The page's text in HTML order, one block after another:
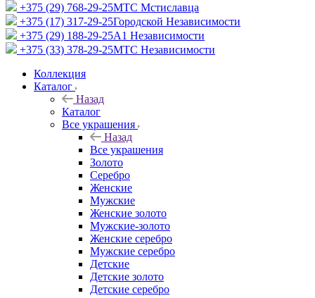
+375 (29) 768-29-25МТС Мстиславца
+375 (17) 317-29-25Городской Независимости
+375 (29) 188-29-25A1 Независимости
+375 (33) 378-29-25МТС Независимости
Коллекция
Каталог
Назад
Каталог
Все украшения
Назад
Все украшения
Золото
Серебро
Женские
Мужские
Женские золото
Мужские-золото
Женские серебро
Мужские серебро
Детские
Детские золото
Детские серебро